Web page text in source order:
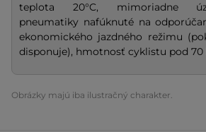
teplota 20°C, mimoriadne
pneumatiky nafúknuté na
ekonomického jazdného režimu
disponuje), hmotnosť cyklistu pod 70
Obrázky majú iba ilustračný charakter.